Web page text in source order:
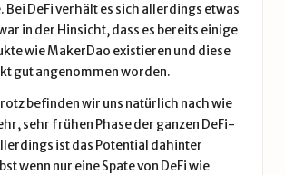
Bei DeFi verhält es sich allerdings etwas
in der Hinsicht, dass es bereits einige
wie MakerDao existieren und diese
gut angenommen worden.
befinden wir uns natürlich nach wie
sehr frühen Phase der ganzen DeFi-
ist das Potential dahinter
wenn nur eine Spate von DeFi wie